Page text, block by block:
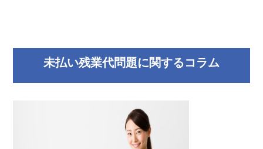
未払い残業代問題に関するコラム